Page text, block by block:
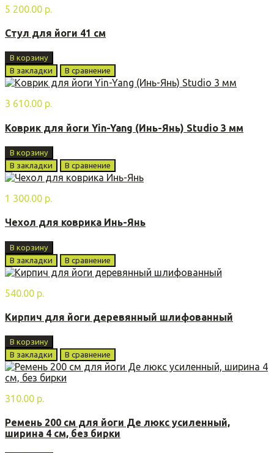
5 200.00 р.
Стул для йоги 41 см
В корзину
В закладки
В сравнение
3 610.00 р.
Коврик для йоги Yin-Yang (Инь-Янь) Studio 3 мм
В корзину
В закладки
В сравнение
1 300.00 р.
Чехол для коврика Инь-Янь
В корзину
В закладки
В сравнение
540.00 р.
Кирпич для йоги деревянный шлифованный
В корзину
В закладки
В сравнение
310.00 р.
Ремень 200 см для йоги Де люкс усиленный,
ширина 4 см, без бирки